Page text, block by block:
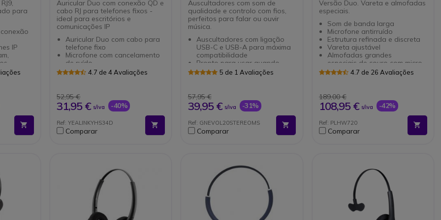
para
IP
com
flexível e
de 340º
cabo
Auricular Duo com conexão QD e
cabo RJ para telefones fixos -
ideal para escritórios e
comunicações IP
Auricular Duo com cabo para
telefone fixo
Microfone com cancelamento
de ruído
Vareta de 330º para ajuste
desenvolvido com materiais
duradouros
Almofada de couro sintético
Cabo incluído: entrada QD
Disconnect a RJ9
4.7 de 4 Avaliações
52,95 €
31,95 € s/iva -40%
Ref: YEALINKYHS34D
Comparar
Auscultadores com som de
qualidade e controlo com fios,
perfeitos para falar ou ouvir
música.
Auscultadores com ligação
USB-C e USB-A para máxima
compatibilidade
Pronto para usar quando
conectado, sem necessidade
chamadas e entretenimento
Controlos integrados no cabo
para uma gestão rápida das
Luz indicadora de busílis
sinaliza a disponibilidade e
5 de 1 Avaliações
57,95 €
39,95 € s/iva -31%
Ref: GNEVOL20STEREOMS
Comparar
Versão Duo. Vareta e almofadas
especiais.
Som de banda larga
Microfone antirruído
Estrutura refinada e discreta
Vareta ajustável
Almofadas grandes
especiais de couro com micro
arejado para uso intensivo
Entrada QD: desconexão
Compatível com Voip
4.7 de 26 Avaliações
189,00 €
108,95 € s/iva -42%
Ref: PLHW720
Comparar